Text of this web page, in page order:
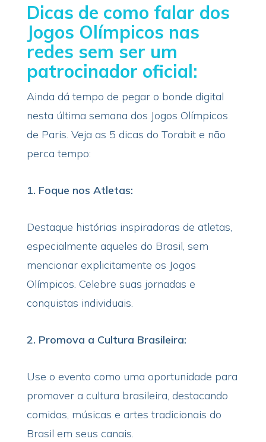
Dicas de como falar dos
Jogos Olímpicos nas
redes sem ser um
patrocinador oficial:
Ainda dá tempo de pegar o bonde digital
nesta última semana dos Jogos Olímpicos
de Paris. Veja as 5 dicas do Torabit e não
perca tempo:
1. Foque nos Atletas:
Destaque histórias inspiradoras de atletas,
especialmente aqueles do Brasil, sem
mencionar explicitamente os Jogos
Olímpicos. Celebre suas jornadas e
conquistas individuais.
2. Promova a Cultura Brasileira:
Use o evento como uma oportunidade para
promover a cultura brasileira, destacando
comidas, músicas e artes tradicionais do
Brasil em seus canais.